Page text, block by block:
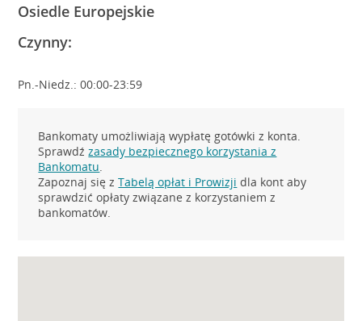
Osiedle Europejskie
Czynny:
Pn.-Niedz.: 00:00-23:59
Bankomaty umożliwiają wypłatę gotówki z konta.
Sprawdźzasady bezpiecznego korzystania z
Bankomatu.
Zapoznaj się zTabelą opłat i Prowizji dla kont aby
sprawdzić opłaty związane z korzystaniem z
bankomatów.